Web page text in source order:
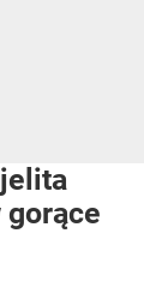
gorące